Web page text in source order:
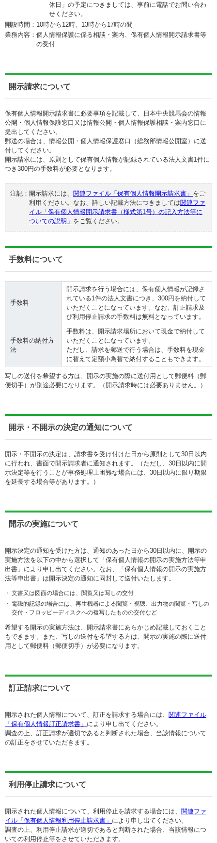
休日」の予定につきましては、事前に電話でお問い合わ
せください。
開設時間： 10時から12時、13時から17時の間
業務内容： 個人情報保護に係る相談・案内、保有個人情報開示請求書等
の受付
開示請求について
保有個人情報開示請求書に必要事項を記載して、日本中央競馬会の情報
公開・個人情報保護窓口又は情報公開・個人情報保護相談・案内窓口に
提出してください。
郵送の場合は、情報公開・個人情報保護窓口（総務部情報公開室）に送
付してください。
開示請求には、原則として保有個人情報が記録されている法人文書1件に
つき300円の手数料が必要となります。
注記： 開示請求には、 関連ファイル「保有個人情報開示請求書」 をご
利用ください。なお、詳しい記載方法につきましては関連ファ
イル「保有個人情報開示請求書（様式第1号）の記入方法等に
ついての説明」 をご覧ください。
手数料について
手数料
開示請求を行う場合には、保有個人情報が記録さ
れている1件の法人文書につき、300円を納付して
いただくことになっています。なお、訂正請求及
び利用停止請求の手数料は無料となっています。
手数料の納付方
法
手数料は、開示請求場所において現金で納付して
いただくことになっています。
ただし、請求を郵送で行う場合は、手数料を現金
に替えて定額小為替で納付することもできます。
写しの送付を希望する方は、開示の実施の際に送付用として郵便料（郵
便切手）が別途必要になります。（開示請求時には必要ありません。）
開示・不開示の決定の通知について
開示・不開示の決定は、請求書を受け付けた日から原則として30日以内
に行われ、書面で開示請求者に通知されます。（ただし、30日以内に開
示決定等を行うことが事務処理上困難な場合には、30日以内に限り期限
を延長する場合等があります。）
開示の実施について
開示決定の通知を受けた方は、通知のあった日から30日以内に、開示の
実施方法を以下の中から選択して「保有個人情報の開示の実施方法等申
出書」により申し出てください。なお、「保有個人情報の開示の実施方
法等申出書」は開示決定の通知に同封して送付いたします。
・ 文書又は図面の場合には、閲覧又は写しの交付
・ 電磁的記録の場合には、再生機器による閲覧・視聴、出力物の閲覧・写しの
交付・フロッピーディスクへの複写したものの交付など
希望する開示の実施方法は、開示請求書にあらかじめ記載しておくこと
もできます。また、写しの送付を希望する方は、開示の実施の際に送付
用として郵便料（郵便切手）が必要になります。
訂正請求について
開示された個人情報について、訂正を請求する場合には、 関連ファイル
「保有個人情報訂正請求書」 により申し出てください。
調査の上、訂正請求が適切であると判断された場合、当該情報について
の訂正をさせていただきます。
利用停止請求について
開示された個人情報について、利用停止を請求する場合には、 関連ファ
イル「保有個人情報利用停止請求書」 により申し出てください。
調査の上、利用停止請求が適切であると判断された場合、当該情報につ
いての利用停止等をさせていただきます。